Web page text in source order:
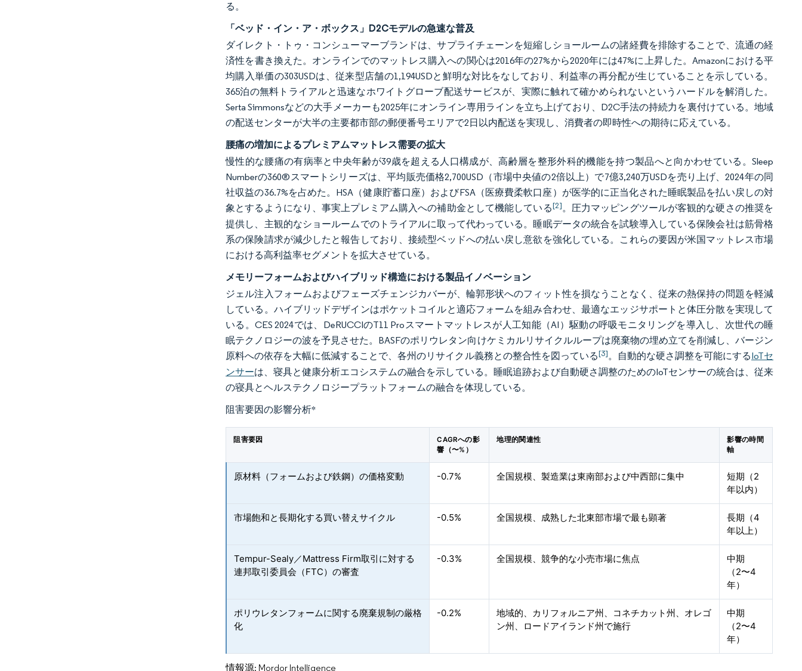
る。
「ベッド・イン・ア・ボックス」D2Cモデルの急速な普及
ダイレクト・トゥ・コンシューマーブランドは、サプライチェーンを短縮しショールームの諸経費を排除することで、流通の経
済性を書き換えた。オンラインでのマットレス購入への関心は2016年の27%から2020年には47%に上昇した。Amazonにおける平
均購入単価の303USDは、従来型店舗の1,194USDと鮮明な対比をなしており、利益率の再分配が生じていることを示している。
365泊の無料トライアルと迅速なホワイトグローブ配送サービスが、実際に触れて確かめられないというハードルを解消した。
Serta Simmonsなどの大手メーカーも2025年にオンライン専用ラインを立ち上げており、D2C手法の持続力を裏付けている。地域
の配送センターが大半の主要都市部の郵便番号エリアで2日以内配送を実現し、消費者の即時性への期待に応えている。
腰痛の増加によるプレミアムマットレス需要の拡大
慢性的な腰痛の有病率と中央年齢が39歳を超える人口構成が、高齢層を整形外科的機能を持つ製品へと向かわせている。Sleep
Numberの360®スマートシリーズは、平均販売価格2,700USD（市場中央値の2倍以上）で7億3,240万USDを売り上げ、2024年の同
社収益の36.7%を占めた。HSA（健康貯蓄口座）およびFSA（医療費柔軟口座）が医学的に正当化された睡眠製品を払い戻しの対
象とするようになり、事実上プレミアム購入への補助金として機能している[2]。圧力マッピングツールが客観的な硬さの推奨を
提供し、主観的なショールームでのトライアルに取って代わっている。睡眠データの統合を試験導入している保険会社は筋骨格
系の保険請求が減少したと報告しており、接続型ベッドへの払い戻し意欲を強化している。これらの要因が米国マットレス市場
における高利益率セグメントを拡大させている。
メモリーフォームおよびハイブリッド構造における製品イノベーション
ジェル注入フォームおよびフェーズチェンジカバーが、輪郭形状へのフィット性を損なうことなく、従来の熱保持の問題を軽減
している。ハイブリッドデザインはポケットコイルと適応フォームを組み合わせ、最適なエッジサポートと体圧分散を実現して
いる。CES 2024では、DeRUCCIのT11 Proスマートマットレスが人工知能（AI）駆動の呼吸モニタリングを導入し、次世代の睡
眠テクノロジーの波を予見させた。BASFのポリウレタン向けケミカルリサイクルループは廃棄物の埋め立てを削減し、バージン
原料への依存を大幅に低減することで、各州のリサイクル義務との整合性を図っている[3]。自動的な硬さ調整を可能にするIoTセ
ンサーは、寝具と健康分析エコシステムの融合を示している。睡眠追跡および自動硬さ調整のためのIoTセンサーの統合は、従来
の寝具とヘルステクノロジープラットフォームの融合を体現している。
阻害要因の影響分析*
阻害要因
CAGRへの影
響（〜%）
地理的関連性
影響の時間
軸
原材料（フォームおよび鉄鋼）の価格変動 -0.7% 全国規模、製造業は東南部および中西部に集中
短期（2
年以内）
市場飽和と長期化する買い替えサイクル -0.5% 全国規模、成熟した北東部市場で最も顕著
長期（4
年以上）
Tempur-Sealy／Mattress Firm取引に対する
連邦取引委員会（FTC）の審査
-0.3% 全国規模、競争的な小売市場に焦点
中期
（2〜4
年）
ポリウレタンフォームに関する廃棄規制の厳格
化
-0.2%
地域的、カリフォルニア州、コネチカット州、オレゴ
ン州、ロードアイランド州で施行
中期
（2〜4
年）
情報源: Mordor Intelligence